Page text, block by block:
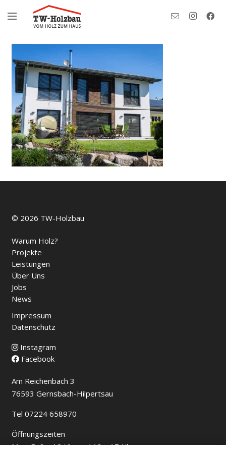
© 2026 TW-Holzbau
Warum Holz?
Projekte
Leistungen
Über Uns
Jobs
News
Impressum
Datenschutz
Instagram
Facebook
Am Reichenbach 3
76593 Gernsbach-Hilpertsau
Tel 07224 658970
Öffnungszeiten
Mo – Fr 8 – 12 Uhr und 13 – 17 Uhr